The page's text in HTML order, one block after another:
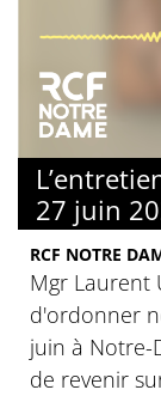
27 juin
RCF NOTRE
Mgr Laurent
d'ordonner
juin à Notre-
de revenir